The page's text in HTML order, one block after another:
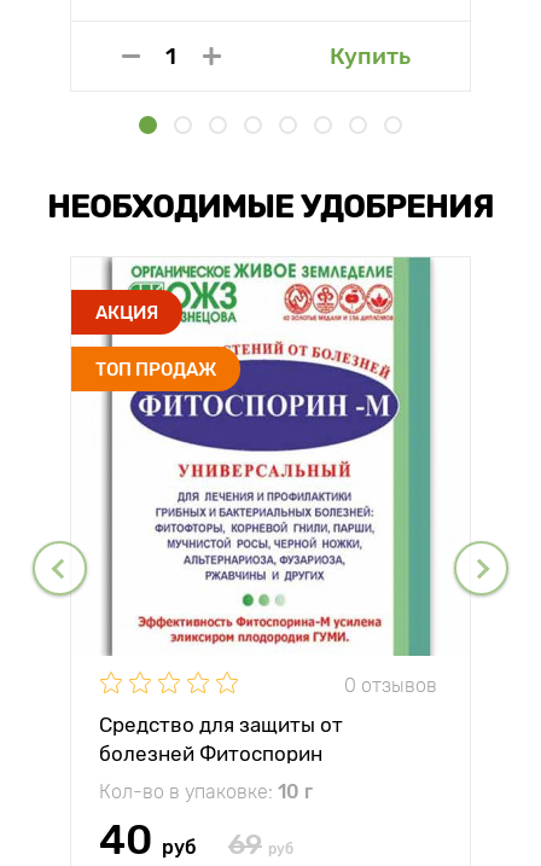
Купить
НЕОБХОДИМЫЕ УДОБРЕНИЯ
АКЦИЯ
ТОП ПРОДАЖ
0 отзывов
Средство для защиты от
болезней Фитоспорин
Кол-во в упаковке: 10 г
40 руб 69 руб